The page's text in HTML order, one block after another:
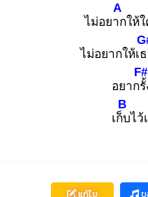
ไม่อยาก
A
ให้
ไม่อยากให้เ
อยากรั้
เก็บ
B
ไว้
แก้ไข